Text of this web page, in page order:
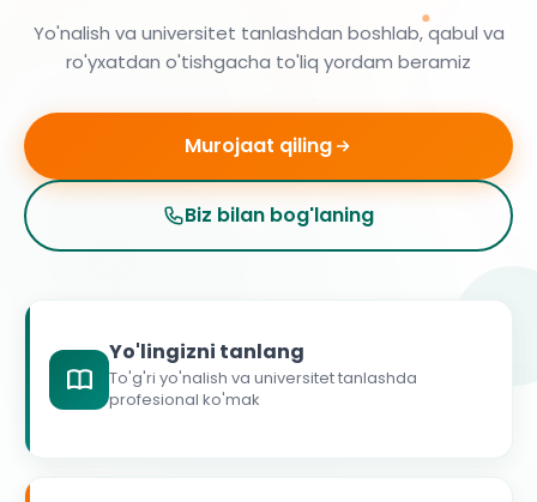
Yo'nalish va universitet tanlashdan boshlab, qabul va
ro'yxatdan o'tishgacha to'liq yordam beramiz
Murojaat qiling
Biz bilan bog'laning
Yo'lingizni tanlang
To'g'ri yo'nalish va universitet tanlashda
profesional ko'mak